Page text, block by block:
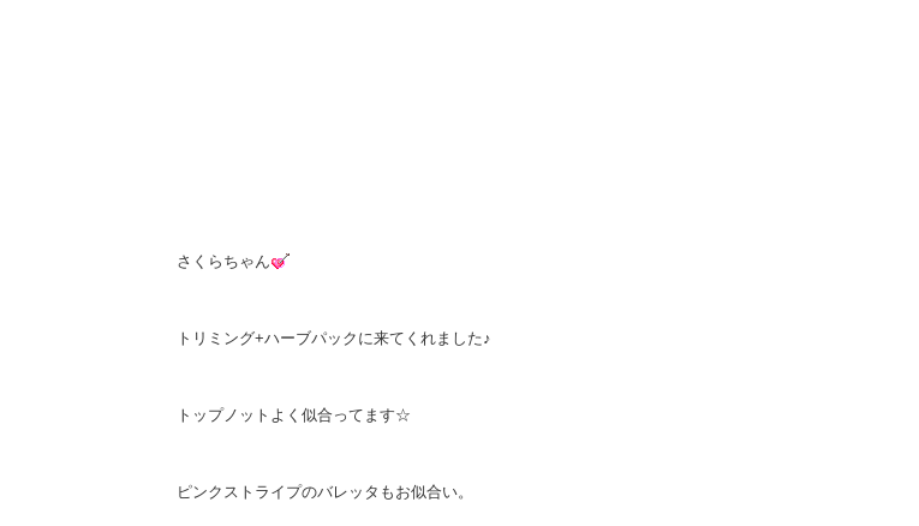
さくらちゃん
トリミング+ハーブパックに来てくれました♪
トップノットよく似合ってます☆
ピンクストライプのバレッタもお似合い。